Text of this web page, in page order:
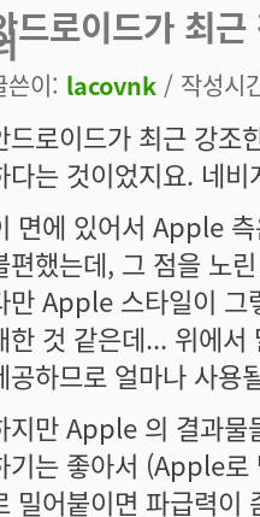
드로이드가 최
쓴이: lacovnk / 작성시
드로이드가 최근 강조
다는 것이었지요. 네
면에 있어서 Apple
편했는데, 그 점을 노
만 Apple 스타일이 그
한 것 같은데... 위에서
공하므로 얼마나 사용
지만 Apple 의 결과물
기는 좋아서 (Apple
밀어붙이면 파급력이